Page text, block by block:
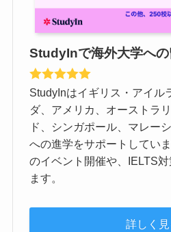
StudyInで海外大学への
StudyInはイギリス・アイル
ダ、アメリカ、オーストラ
ド、シンガポール、マレー
への進学をサポートしてい
のイベント開催や、IELTS
ます。
詳しく見